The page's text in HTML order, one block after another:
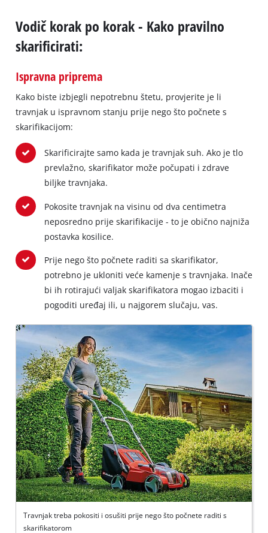
Vodič korak po korak - Kako pravilno
skarificirati:
Ispravna priprema
Kako biste izbjegli nepotrebnu štetu, provjerite je li
travnjak u ispravnom stanju prije nego što počnete s
skarifikacijom:
Skarificirajte samo kada je travnjak suh. Ako je tlo
prevlažno, skarifikator može počupati i zdrave
biljke travnjaka.
Pokosite travnjak na visinu od dva centimetra
neposredno prije skarifikacije - to je obično najniža
postavka kosilice.
Prije nego što počnete raditi sa skarifikator,
potrebno je ukloniti veće kamenje s travnjaka. Inače
bi ih rotirajući valjak skarifikatora mogao izbaciti i
pogoditi uređaj ili, u najgorem slučaju, vas.
Travnjak treba pokositi i osušiti prije nego što počnete raditi s
skarifikatorom